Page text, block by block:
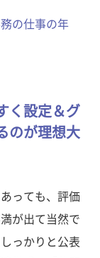
の仕事の年
く設定＆グ
のが理想大
っても、評価
が出て当然で
っかりと公表